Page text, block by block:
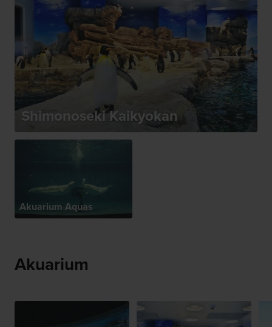
Shimonoseki Kaikyokan
Akuarium Aquas
Akuarium